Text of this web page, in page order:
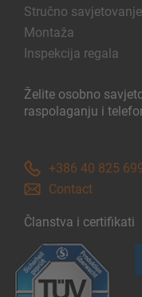
Stručno savjetovanje
Montaža
Inspekcija regala
Želite osobno
raspolaganju i
+386 40 825
Contact
Članstva i certifikati